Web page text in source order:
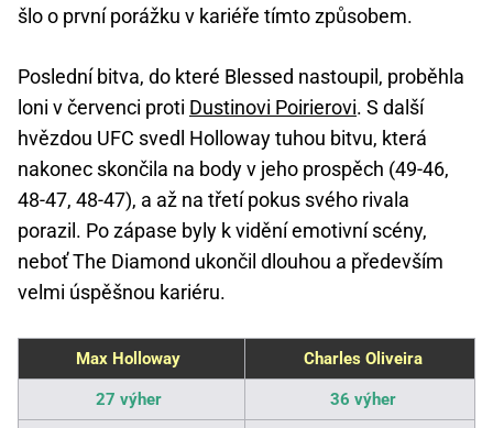
šlo o první porážku v kariéře tímto způsobem.
Poslední bitva, do které Blessed nastoupil, proběhla
loni v červenci proti Dustinovi Poirierovi. S další
hvězdou UFC svedl Holloway tuhou bitvu, která
nakonec skončila na body v jeho prospěch (49-46,
48-47, 48-47), a až na třetí pokus svého rivala
porazil. Po zápase byly k vidění emotivní scény,
neboť The Diamond ukončil dlouhou a především
velmi úspěšnou kariéru.
Max Holloway Charles Oliveira
27 výher 36 výher